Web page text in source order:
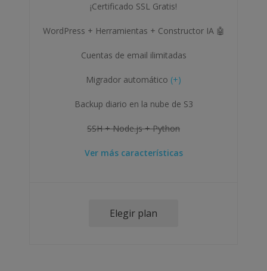
¡Certificado SSL Gratis!
WordPress + Herramientas + Constructor IA 🤖
Cuentas de email ilimitadas
Migrador automático (+)
Backup diario en la nube de S3
SSH + Node.js + Python
Ver más características
Elegir plan